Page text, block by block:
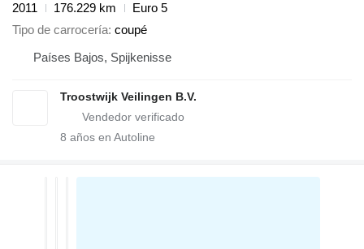
2011
176.229 km
Euro 5
Tipo de carrocería coupé
Países Bajos, Spijkenisse
Troostwijk Veilingen B.V.
8 años en Autoline